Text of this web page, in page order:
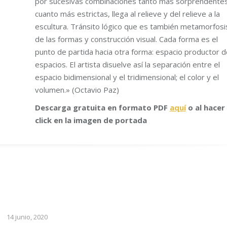
cuanto más estrictas, llega al relieve y del relieve a la
escultura. Tránsito lógico que es también
de las formas y construcción visual. Cada forma es el
punto de partida hacia otra forma: espacio productor
espacios. El artista disuelve así la separación entre el
espacio bidimensional y el tridimensional; el color y el
volumen.» (Octavio Paz)
Descarga gratuita en formato PDF aquío al hacer
click en la imagen de portada
14 junio, 2020